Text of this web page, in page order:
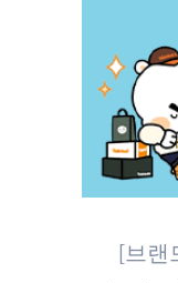
[브랜